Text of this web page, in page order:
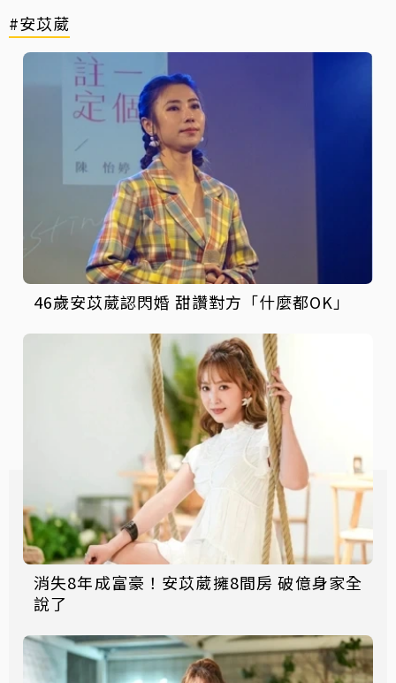
#安苡葳
46歲安苡葳認閃婚 甜讚對方「什麼都OK」
消失8年成富豪！安苡葳擁8間房 破億身家全
說了